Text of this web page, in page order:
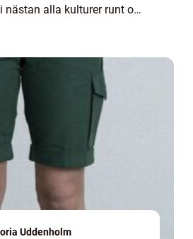
nästan alla kulturer runt om
Uddenholm